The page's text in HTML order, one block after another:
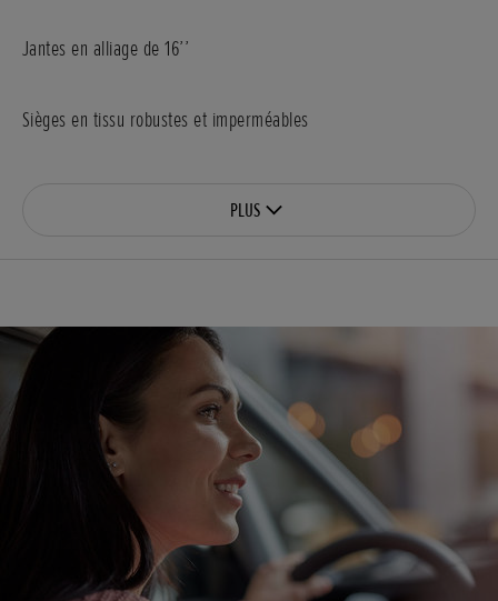
Jantes en alliage de 16’’
Sièges en tissu robustes et imperméables
PLUS